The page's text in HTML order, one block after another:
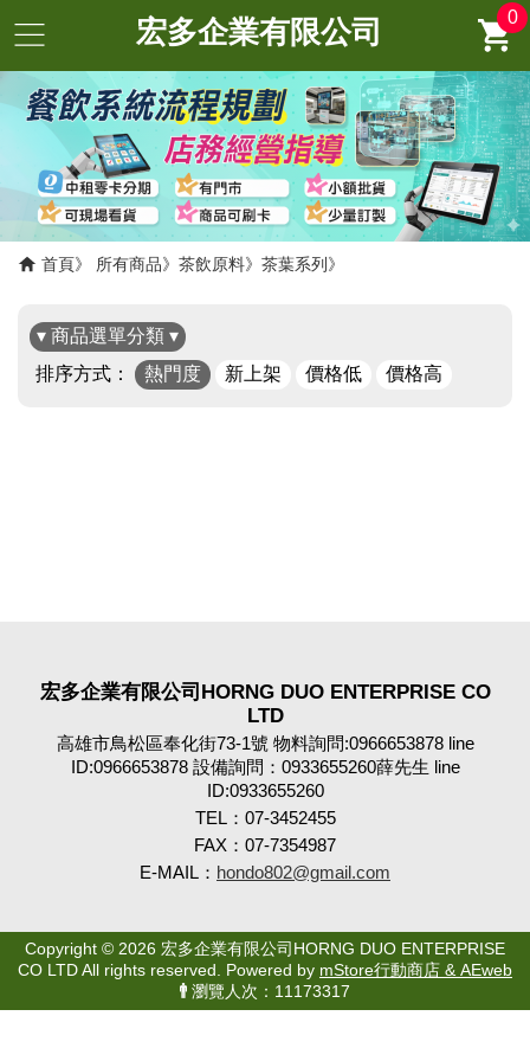
宏多企業有限公司 0
首頁 所有商品 茶飲原料 茶葉系列
▾ 商品選單分類 ▾
排序方式：
熱門度 新上架 價格低 價格高
宏多企業有限公司HORNG DUO ENTERPRISE CO
LTD
高雄市鳥松區奉化街73-1號 物料詢問:0966653878 line
ID:0966653878 設備詢問：0933655260薛先生 line
ID:0933655260
TEL：07-3452455
FAX：07-7354987
E-MAIL： hondo802@gmail.com
Copyright © 2026 宏多企業有限公司HORNG DUO ENTERPRISE
CO LTD All rights reserved. Powered by mStore行動商店 & AEweb
瀏覽人次：11173317